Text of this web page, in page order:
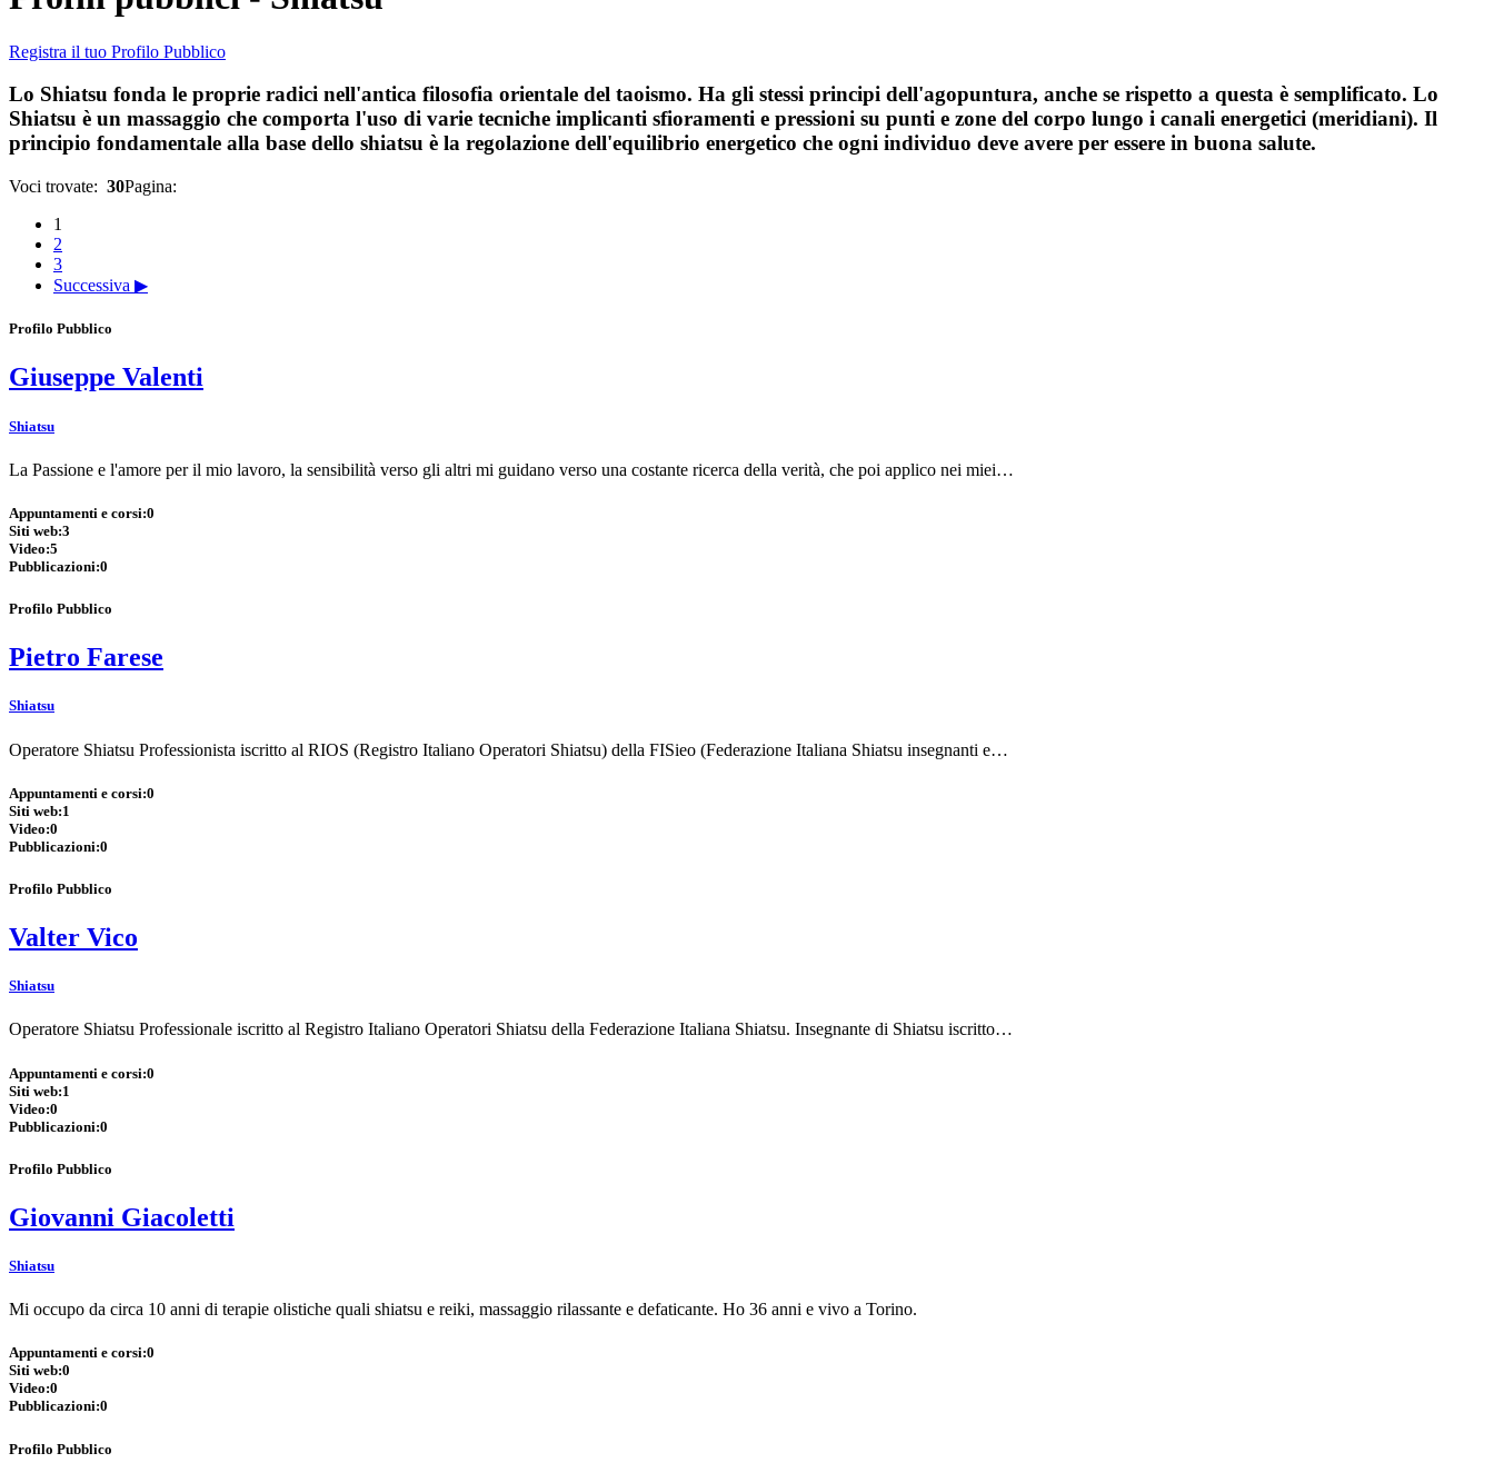
Registra il tuo Profilo Pubblico
Lo Shiatsu fonda le proprie radici nell'antica filosofia orientale del taoismo. Ha gli stessi principi dell'agopuntura, anche se rispetto a questa è semplificato. Lo
Shiatsu è un massaggio che comporta l'uso di varie tecniche implicanti sfioramenti e pressioni su punti e zone del corpo lungo i canali energetici (meridiani). Il
principio fondamentale alla base dello shiatsu è la regolazione dell'equilibrio energetico che ogni individuo deve avere per essere in buona salute.
Voci trovate: 30Pagina:
1
2
3
Successiva ▶
Profilo Pubblico
Giuseppe Valenti
Shiatsu
La Passione e l'amore per il mio lavoro, la sensibilità verso gli altri mi guidano verso una costante ricerca della verità, che poi applico nei miei…
Appuntamenti e corsi:0
Siti web:3
Video:5
Pubblicazioni:0
Profilo Pubblico
Pietro Farese
Shiatsu
Operatore Shiatsu Professionista iscritto al RIOS (Registro Italiano Operatori Shiatsu) della FISieo (Federazione Italiana Shiatsu insegnanti e…
Appuntamenti e corsi:0
Siti web:1
Video:0
Pubblicazioni:0
Profilo Pubblico
Valter Vico
Shiatsu
Operatore Shiatsu Professionale iscritto al Registro Italiano Operatori Shiatsu della Federazione Italiana Shiatsu. Insegnante di Shiatsu iscritto…
Appuntamenti e corsi:0
Siti web:1
Video:0
Pubblicazioni:0
Profilo Pubblico
Giovanni Giacoletti
Shiatsu
Mi occupo da circa 10 anni di terapie olistiche quali shiatsu e reiki, massaggio rilassante e defaticante. Ho 36 anni e vivo a Torino.
Appuntamenti e corsi:0
Siti web:0
Video:0
Pubblicazioni:0
Profilo Pubblico